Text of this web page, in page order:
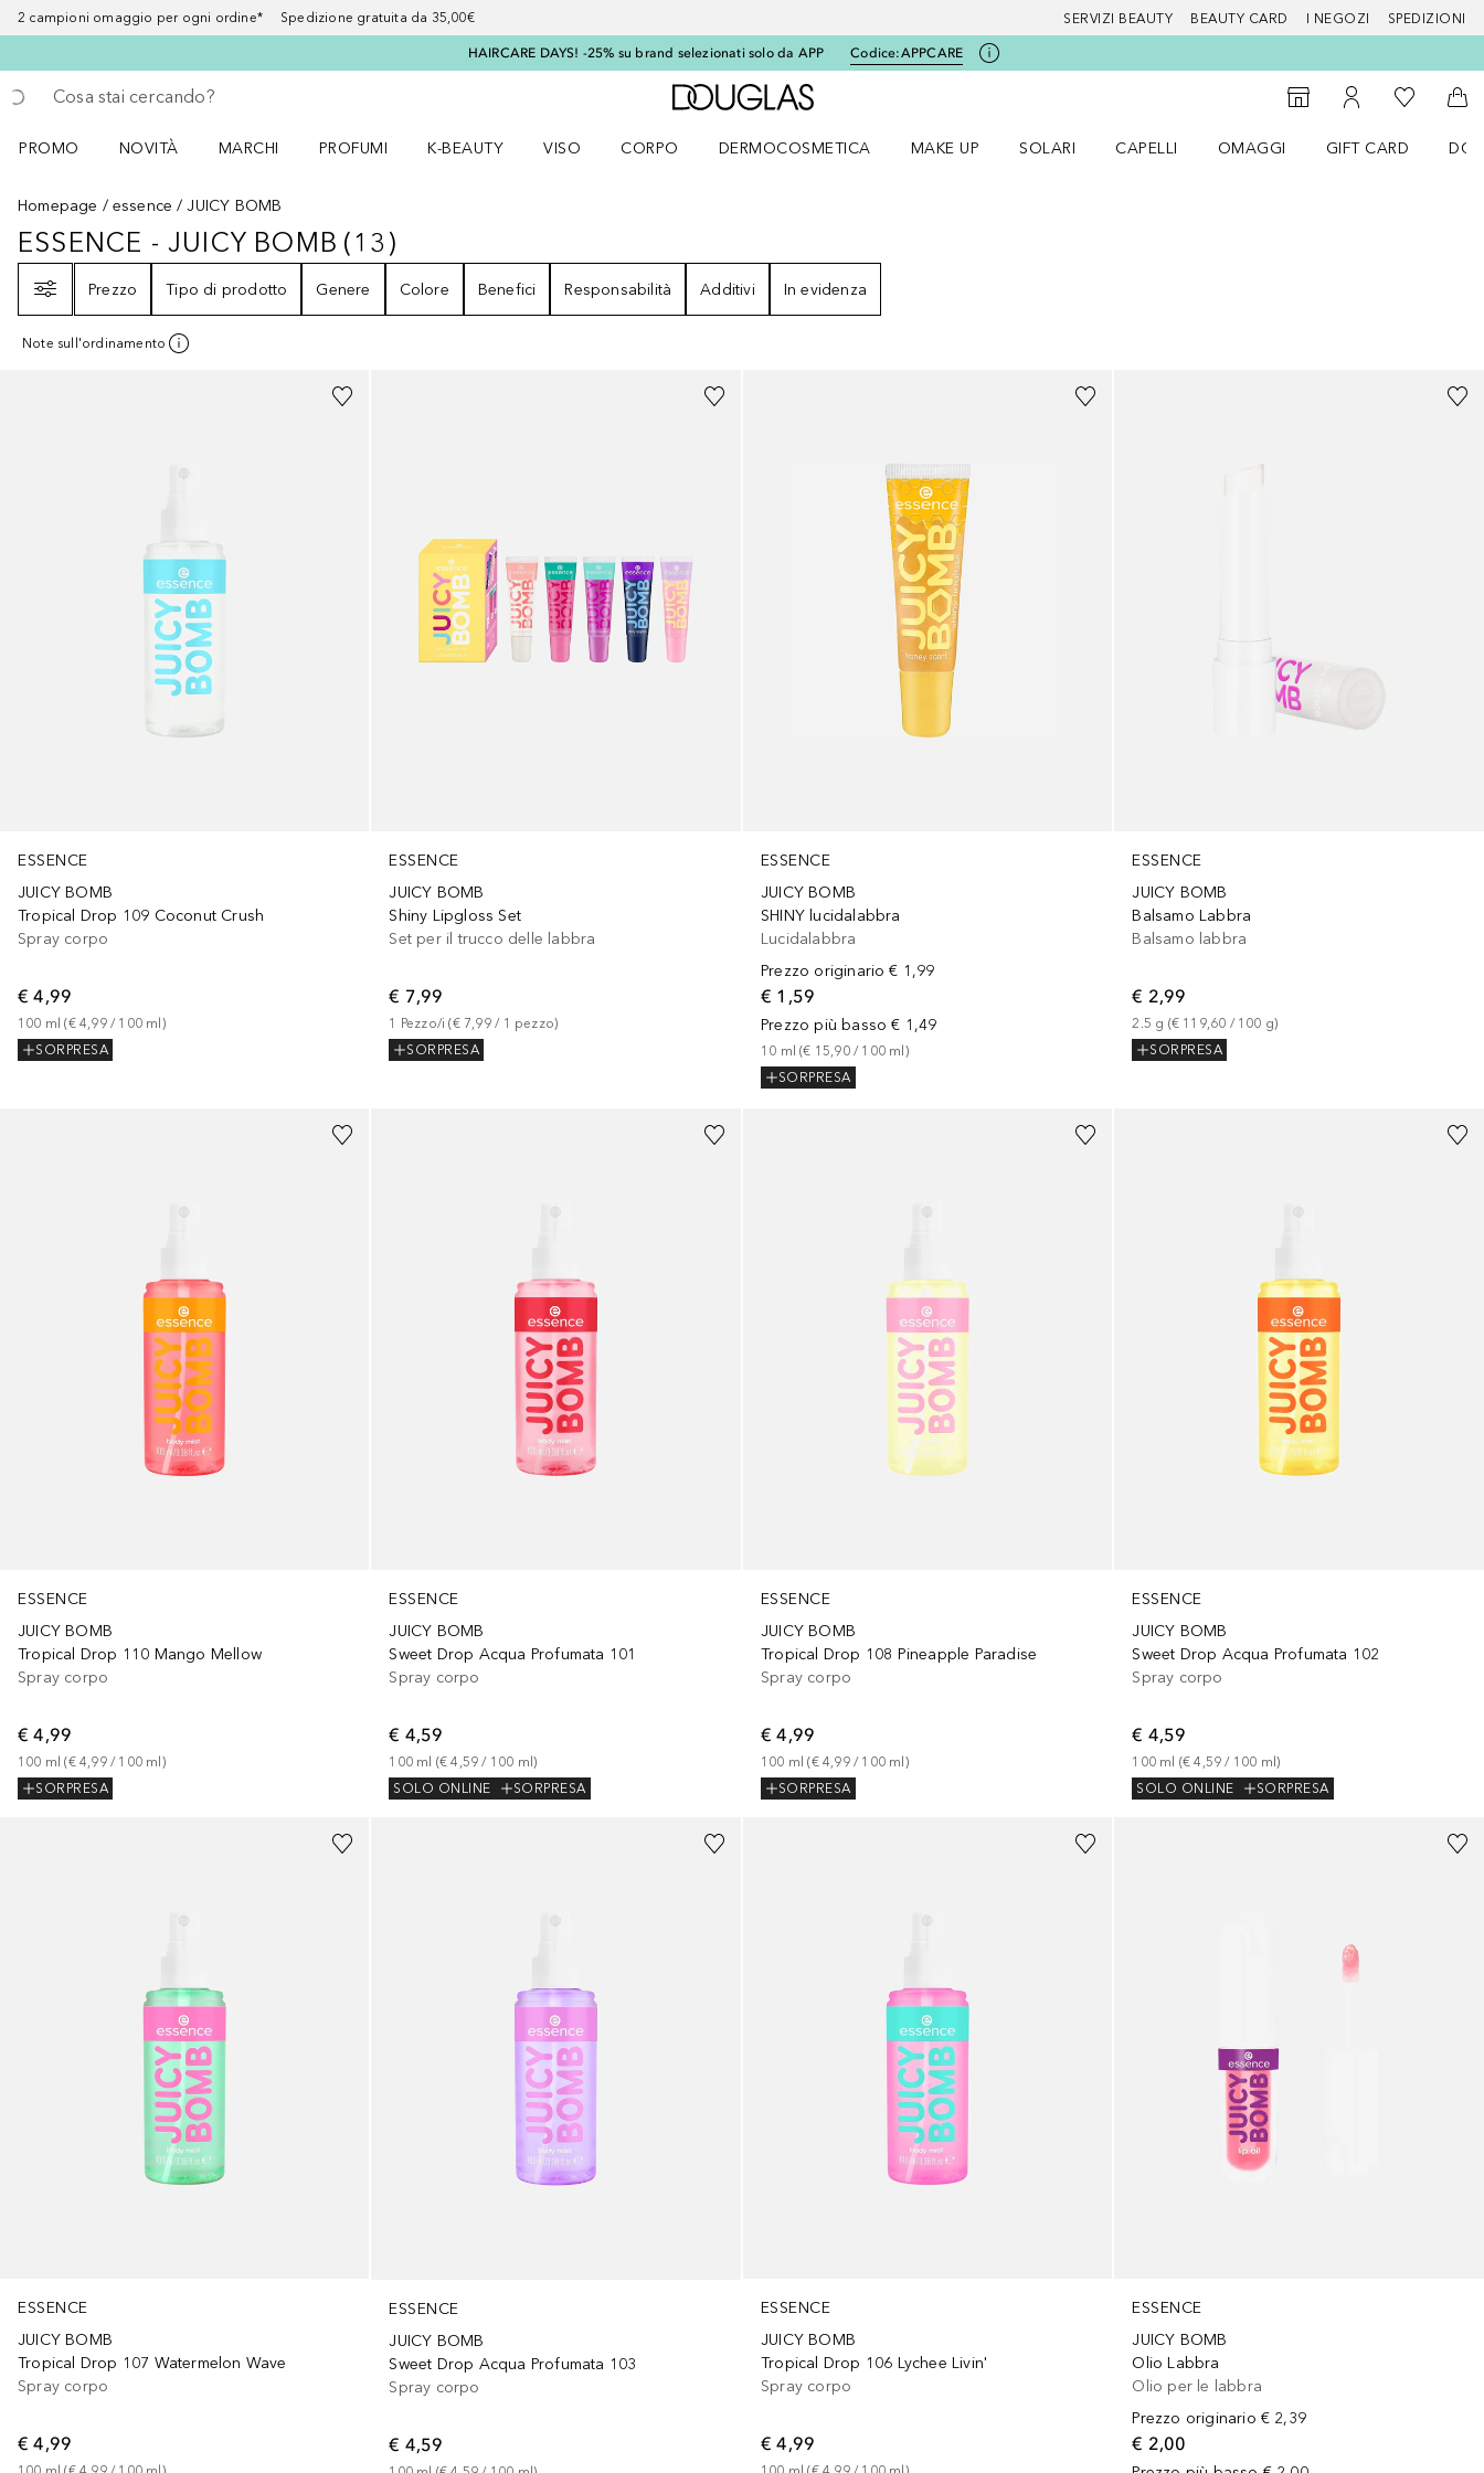
2 campioni omaggio per ogni ordine* Spedizione gratuita da 35,00€ SERVIZI BEAUTY BEAUTY CARD I NEGOZI SPEDIZIONI
HAIRCARE DAYS! -25% su brand selezionati solo da APP Codice:APPCARE
Torna indietro
Esegui ricerca
A Douglas Home
StorefinderAl Mio Account
Alla Mia
Al
PROMO
NOVITÀ
MARCHI
PROFUMI
K-BEAUTY
VISO
CORPO
DERMOCOSMETICA
MAKE UP
SOLARI
CAPELLI
OMAGGI
GIFT CARD
Homepage essence JUICY BOMB
ESSENCE - JUICY BOMB13RISULTATI
ESSENCE - JUICY BOMB (13 )
Prezzo
Tipo di prodotto Genere Colore Benefici Responsabilità Additivi In evidenza
Note sull'ordinamento
ESSENCE
JUICY BOMB
Tropical Drop 109 Coconut Crush
Spray corpo
€ 4,99
100 ml (€ 4,99 / 100 ml)
SORPRESA
ESSENCE
JUICY BOMB
Shiny Lipgloss Set
Set per il trucco delle labbra
€ 7,99
1 Pezzo/i (€ 7,99 / 1 pezzo)
SORPRESA
ESSENCE
JUICY BOMB
SHINY lucidalabbra
Lucidalabbra
Prezzo originario € 1,99
€ 1,59
Prezzo più basso € 1,49
10 ml (€ 15,90 / 100 ml)
SORPRESA
ESSENCE
JUICY BOMB
Balsamo Labbra
Balsamo labbra
€ 2,99
2.5 g (€ 119,60 / 100 g)
SORPRESA
ESSENCE
JUICY BOMB
Tropical Drop 110 Mango Mellow
Spray corpo
€ 4,99
100 ml (€ 4,99 / 100 ml)
SORPRESA
ESSENCE
JUICY BOMB
Sweet Drop Acqua Profumata 101
Spray corpo
€ 4,59
100 ml (€ 4,59 / 100 ml)
SOLO ONLINE
SORPRESA
ESSENCE
JUICY BOMB
Tropical Drop 108 Pineapple Paradise
Spray corpo
€ 4,99
100 ml (€ 4,99 / 100 ml)
SORPRESA
ESSENCE
JUICY BOMB
Sweet Drop Acqua Profumata 102
Spray corpo
€ 4,59
100 ml (€ 4,59 / 100 ml)
SOLO ONLINE
SORPRESA
ESSENCE
JUICY BOMB
Tropical Drop 107 Watermelon Wave
Spray corpo
€ 4,99
ESSENCE
JUICY BOMB
Sweet Drop Acqua Profumata 103
Spray corpo
€ 4,59
ESSENCE
JUICY BOMB
Tropical Drop 106 Lychee Livin'
Spray corpo
€ 4,99
ESSENCE
JUICY BOMB
Olio Labbra
Olio per le labbra
Prezzo originario € 2,39
€ 2,00